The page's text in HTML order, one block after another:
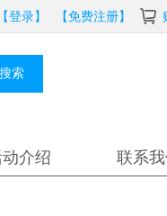
【免费注册】
登录】
搜索
介绍 联系我